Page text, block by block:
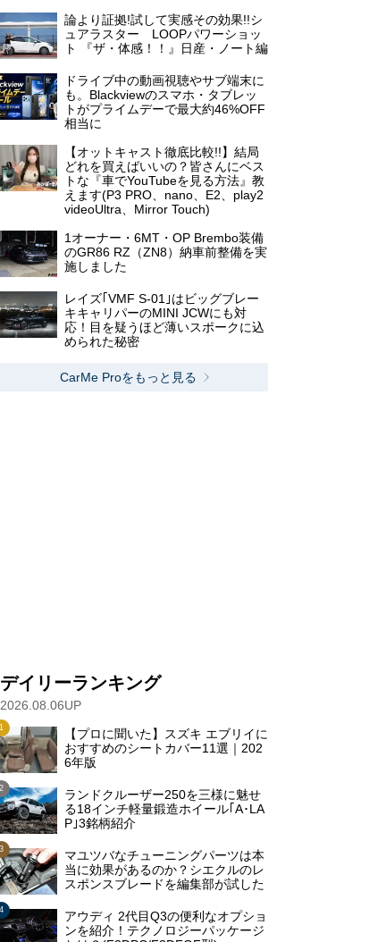
論より証拠!試して実感その効果!!シ
ュアラスター LOOPパワーショッ
ト 『ザ・体感！！』日産・ノート編
ドライブ中の動画視聴やサブ端末に
も。Blackviewのスマホ・タブレッ
トがプライムデーで最大約46%OFF
相当に
【オットキャスト徹底比較!!】結局
どれを買えばいいの？皆さんにベス
トな『車でYouTubeを見る方法』教
えます(P3 PRO、nano、E2、play2
videoUltra、Mirror Touch)
1オーナー・6MT・OP Brembo装備
のGR86 RZ（ZN8）納車前整備を実
施しました
レイズ｢VMF S-01｣はビッグブレー
キキャリパーのMINI JCWにも対
応！目を疑うほど薄いスポークに込
められた秘密
CarMe Proをもっと見る
デイリーランキング
2026.08.06UP
【プロに聞いた】スズキ エブリイに
おすすめのシートカバー11選｜202
6年版
ランドクルーザー250を三様に魅せ
る18インチ軽量鍛造ホイール｢A･LA
P｣3銘柄紹介
マユツバなチューニングパーツは本
当に効果があるのか？シエクルのレ
スポンスブレードを編集部が試した
アウディ 2代目Q3の便利なオプショ
ンを紹介！テクノロジーパッケージ